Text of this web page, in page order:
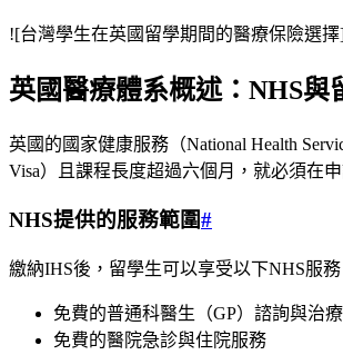
![台灣學生在英國留學期間的醫療保險選擇
英國醫療體系概述：NHS與
英國的國家健康服務（National Health
Visa）且課程長度超過六個月，就必須在
NHS提供的服務範圍#
繳納IHS後，留學生可以享受以下NHS服務
免費的普通科醫生（GP）諮詢與治療
免費的醫院急診與住院服務